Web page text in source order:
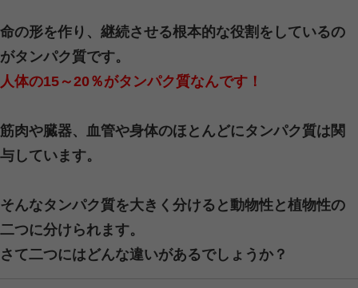
①食べ物に含まれるたんぱく質を摂
②胃や腸で細かく分解されてアミノ
③小腸で吸収されて、血液によって
運ばれていきます。